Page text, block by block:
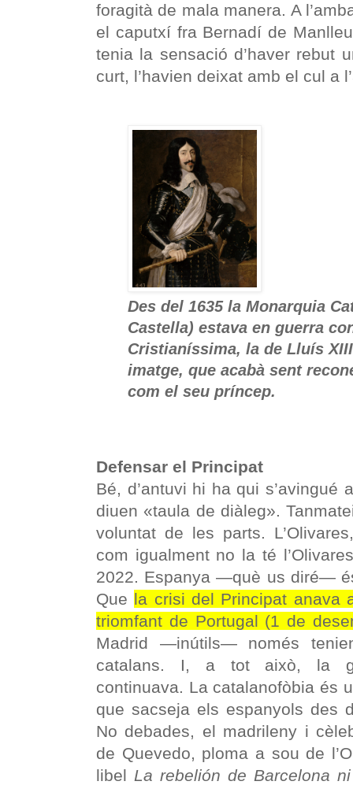
foragità de mala manera. A
el caputxí fra Bernadí de
tenia la sensació d’haver rebut
curt, l’havien deixat amb el cul a
Des del 1635 la Monarquia
Castella) estava en guerra
Cristianíssima, la de Lluís
imatge, que acabà sent
com el seu príncep.
Defensar el Principat
Bé, d’antuvi hi ha qui s’avingué
diuen «taula de diàleg».
voluntat de les parts.
com igualment no la té
2022. Espanya —què us diré—
Que la crisi del Principat anava
triomfant de Portugal (1 de
Madrid —inútils— només
catalans. I, a tot això, la
continuava. La catalanofòbia és
que sacseja els espanyols des
No debades, el madrileny i
de Quevedo, ploma a sou de
libel La rebelión de Barcelona